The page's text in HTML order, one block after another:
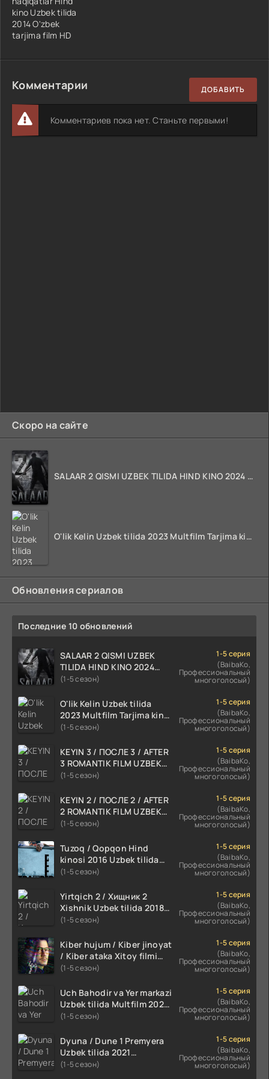
Скоро на сайте
SALAAR 2 QISMI UZBEK TILIDA HIND KINO 2024 TARJIMA 720p HD Skachat
O'lik Kelin Uzbek tilida 2023 Multfilm Tarjima kino skachat
Обновления сериалов
Последние 10 обновлений
SALAAR 2 QISMI UZBEK
TILIDA HIND KINO 2024
TARJIMA 720p HD Skachat
(1-5 сезон)
1-5 серия
(BaibaKo,
Профессиональный
многоголосый)
O'lik Kelin Uzbek tilida
2023 Multfilm Tarjima kino
skachat
(1-5 сезон)
1-5 серия
(BaibaKo,
Профессиональный
многоголосый)
KEYIN 3 / ПОСЛЕ 3 / AFTER
3 ROMANTIK FILM UZBEK
TILIDA 2021 TARJIMA FILM
(1-5 сезон)
1-5 серия
(BaibaKo,
Профессиональный
многоголосый)
KEYIN 2 / ПОСЛЕ 2 / AFTER
2 ROMANTIK FILM UZBEK
TILIDA 2020 TARJIMA FILM
(1-5 сезон)
1-5 серия
(BaibaKo,
Профессиональный
многоголосый)
Tuzoq / Qopqon Hind
kinosi 2016 Uzbek tilida
tarjima film HD
(1-5 сезон)
1-5 серия
(BaibaKo,
Профессиональный
многоголосый)
Yirtqich 2 / Хищник 2
Xishnik Uzbek tilida 2018-
2024 O'zbekcha tarjima
(1-5 сезон)
1-5 серия
(BaibaKo,
Профессиональный
многоголосый)
Kiber hujum / Kiber jinoyat
/ Kiber ataka Xitoy filmi
Uzbek tilida O'zbekcha
HD skachat
(1-5 сезон)
1-5 серия
(BaibaKo,
Профессиональный
многоголосый)
Uch Bahodir va Yer markazi
Uzbek tilida Multfilm 2025
tarjima HD skachat
(1-5 сезон)
1-5 серия
(BaibaKo,
Профессиональный
многоголосый)
Dyuna / Dune 1 Premyera
Uzbek tilida 2021
O'zbekcha tarjima kino HD
(1-5 сезон)
1-5 серия
(BaibaKo,
Профессиональный
многоголосый)
kino Uzbek tilida
2014 O'zbek
tarjima film HD
Комментарии ДОБАВИТЬ
Комментариев пока нет. Станьте первыми!